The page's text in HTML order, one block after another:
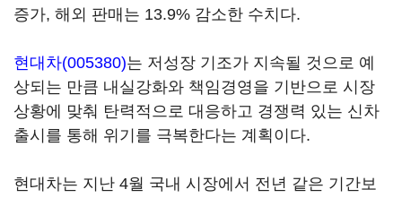
증가, 해외 판매는 13.9% 감소한 수치다.
현대차(005380)는 저성장 기조가 지속될 것으로 예
상되는 만큼 내실강화와 책임경영을 기반으로 시장
상황에 맞춰 탄력적으로 대응하고 경쟁력 있는 신차
출시를 통해 위기를 극복한다는 계획이다.
현대차는 지난 4월 국내 시장에서 전년 같은 기간보